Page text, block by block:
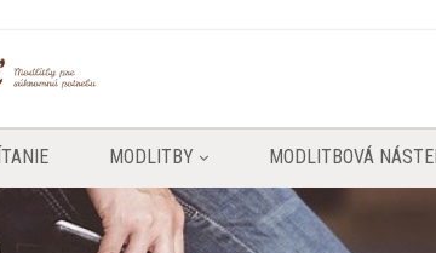
MODLITBY MODLITBOVÁ